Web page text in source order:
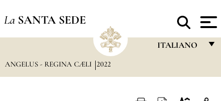
La SANTA SEDE
ITALIANO
ANGELUS - REGINA CÆLI 2022